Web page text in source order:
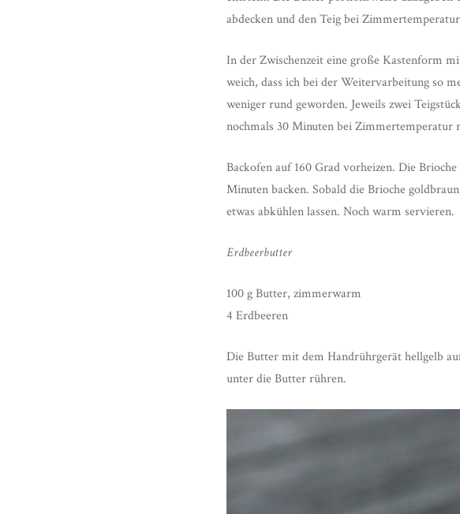
abdecken und den Teig bei
In der Zwischenzeit eine große Kastenform
weich, dass ich bei der Weitervarbeitung so
weniger rund geworden. Jeweils zwei
nochmals 30 Minuten bei Zimmertemperatur
Backofen auf 160 Grad vorheizen. Die
Minuten backen. Sobald die Brioche
etwas abkühlen lassen. Noch warm servieren.
Erdbeerbutter
100 g Butter, zimmerwarm
4 Erdbeeren
Die Butter mit dem Handrührgerät hellgelb
unter die Butter rühren.